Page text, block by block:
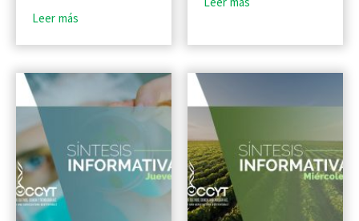
Leer más